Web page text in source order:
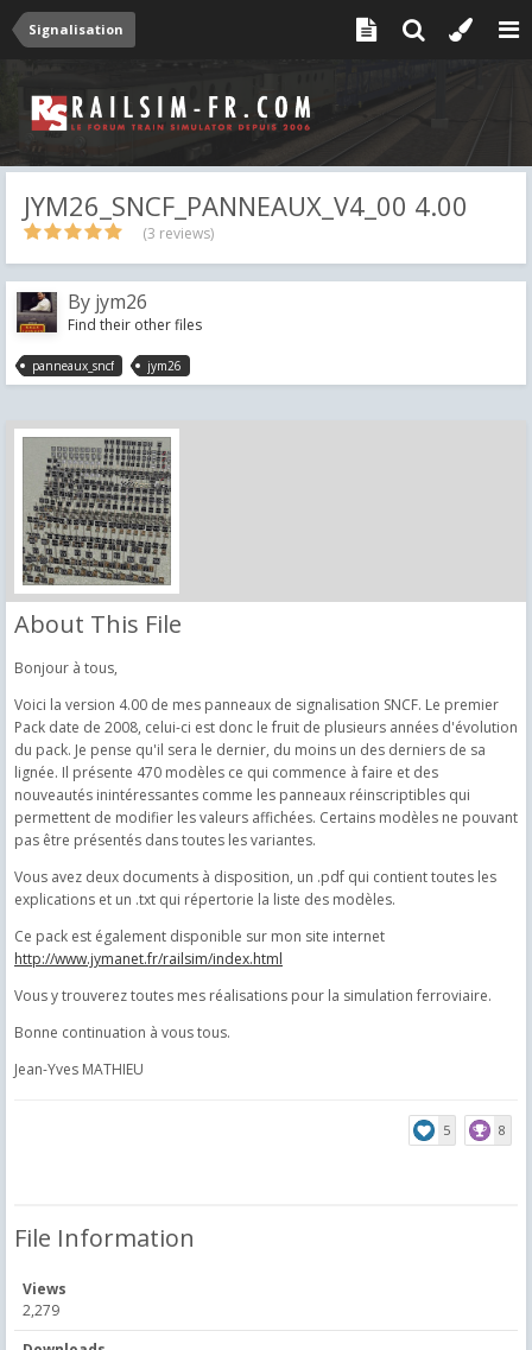
Signalisation
JYM26_SNCF_PANNEAUX_V4_00 4.00
(3 reviews)
By jym26
Find their other files
panneaux_sncf jym26
About This File
Bonjour à tous,
Voici la version 4.00 de mes panneaux de signalisation SNCF. Le premier
Pack date de 2008, celui-ci est donc le fruit de plusieurs années d'évolution
du pack. Je pense qu'il sera le dernier, du moins un des derniers de sa
lignée. Il présente 470 modèles ce qui commence à faire et des
nouveautés inintéressantes comme les panneaux réinscriptibles qui
permettent de modifier les valeurs affichées. Certains modèles ne pouvant
pas être présentés dans toutes les variantes.
Vous avez deux documents à disposition, un .pdf qui contient toutes les
explications et un .txt qui répertorie la liste des modèles.
Ce pack est également disponible sur mon site internet
http://www.jymanet.fr/railsim/index.html
Vous y trouverez toutes mes réalisations pour la simulation ferroviaire.
Bonne continuation à vous tous.
Jean-Yves MATHIEU
5 8
File Information
Views
2,279